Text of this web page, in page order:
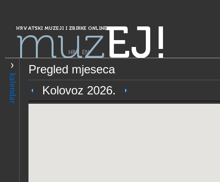
HRVATSKI MUZEJI I ZBIRKE ONLINE
muzEJ!
HR| EN
kalendar
Pregled mjeseca
Kolovoz 2026.
PRETRAŽIVANJE
Grad Zagreb
Etnografski muzej Zagreb